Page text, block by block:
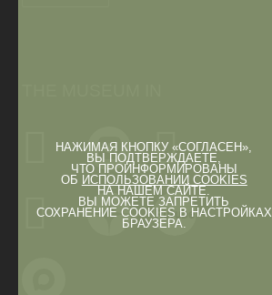
НАЖИМАЯ КНОПКУ «СОГЛАСЕН»,
ВЫ ПОДТВЕРЖДАЕТЕ,
ЧТО ПРОИНФОРМИРОВАНЫ
ОБ ИСПОЛЬЗОВАНИИ COOKIES
НА НАШЕМ САЙТЕ.
ВЫ МОЖЕТЕ ЗАПРЕТИТЬ
СОХРАНЕНИЕ COOKIES В НАСТРОЙКАХ
БРАУЗЕРА.